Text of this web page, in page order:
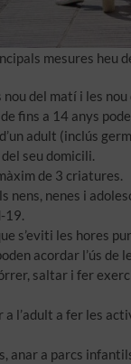
mesures heu
del matí i les nou
fins a 14 anys
adult (inclús
seu domicili.
de 3 criatures.
nens, nenes i
19.
s’eviti les hores
acordar l’ús de
saltar i fer
a l’adult a fer les
anar a parcs